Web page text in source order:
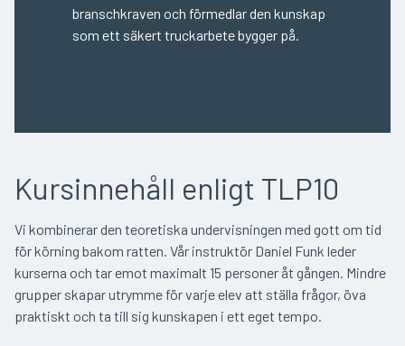
branschkraven och förmedlar den kunskap
som ett säkert truckarbete bygger på.
Kursinnehåll enligt TLP10
Vi kombinerar den teoretiska undervisningen med gott om tid
för körning bakom ratten. Vår instruktör Daniel Funk leder
kurserna och tar emot maximalt 15 personer åt gången. Mindre
grupper skapar utrymme för varje elev att ställa frågor, öva
praktiskt och ta till sig kunskapen i ett eget tempo.